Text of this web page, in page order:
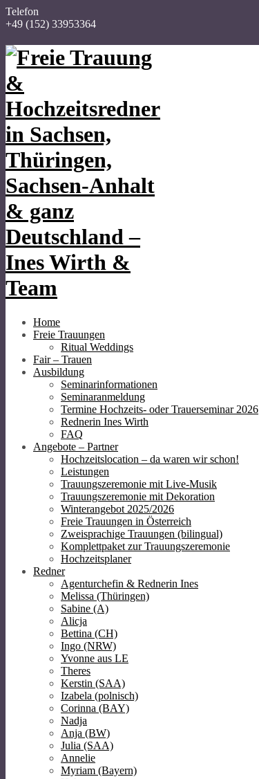
Telefon
+49 (152) 33953364
Home
Freie Trauungen
Ritual Weddings
Fair – Trauen
Ausbildung
Seminarinformationen
Seminaranmeldung
Termine Hochzeits- oder Trauerseminar 2026
Rednerin Ines Wirth
FAQ
Angebote – Partner
Hochzeitslocation – da waren wir schon!
Leistungen
Trauungszeremonie mit Live-Musik
Trauungszeremonie mit Dekoration
Winterangebot 2025/2026
Freie Trauungen in Österreich
Zweisprachige Trauungen (bilingual)
Komplettpaket zur Trauungszeremonie
Hochzeitsplaner
Redner
Agenturchefin & Rednerin Ines
Melissa (Thüringen)
Sabine (A)
Alicja
Bettina (CH)
Ingo (NRW)
Yvonne aus LE
Theres
Kerstin (SAA)
Izabela (polnisch)
Corinna (BAY)
Nadja
Anja (BW)
Julia (SAA)
Annelie
Myriam (Bayern)